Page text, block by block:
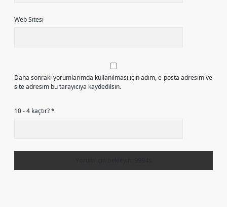
Web Sitesi
Daha sonraki yorumlarımda kullanılması için adım, e-posta adresim ve
site adresim bu tarayıcıya kaydedilsin.
10 - 4 kaçtır?*